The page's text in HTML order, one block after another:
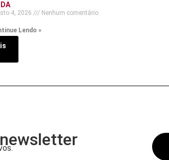
4, 2026 Nenhum comentário
Lendo »